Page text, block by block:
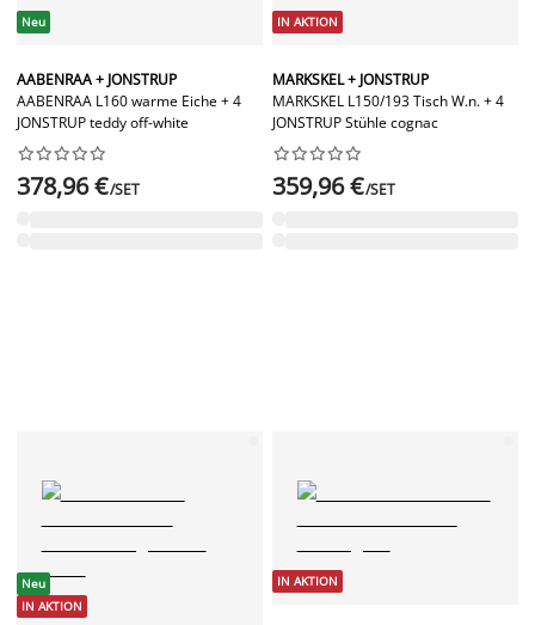
Neu
AABENRAA + JONSTRUP
AABENRAA L160 warme Eiche + 4
JONSTRUP teddy off-white






378,96 €/SET
IN AKTION
MARKSKEL + JONSTRUP
MARKSKEL L150/193 Tisch W.n. + 4
JONSTRUP Stühle cognac






359,96 €/SET
Neu
IN AKTION
IN AKTION